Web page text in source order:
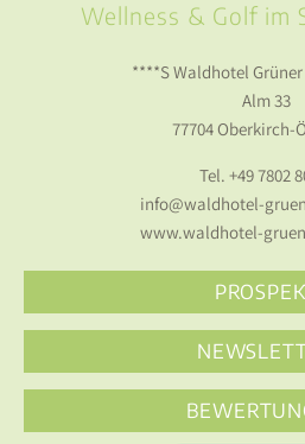
Wellness & Golf im
****S Waldhotel
Alm 33
77704 Oberkirch-
Tel. +49 7802
info@waldhotel-
www.waldhotel-